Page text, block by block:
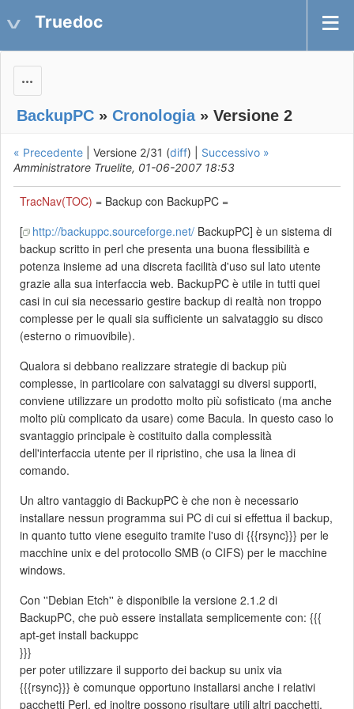
Truedoc
BackupPC » Cronologia» Versione 2
« Precedente | Versione 2/31 (diff) | Successivo »
Amministratore Truelite, 01-06-2007 18:53
TracNav(TOC) = Backup con BackupPC =
[
http://backuppc.sourceforge.net/ BackupPC] è un sistema di
backup scritto in perl che presenta una buona flessibilità e
potenza insieme ad una discreta facilità d'uso sul lato utente
grazie alla sua interfaccia web. BackupPC è utile in tutti quei
casi in cui sia necessario gestire backup di realtà non troppo
complesse per le quali sia sufficiente un salvataggio su disco
(esterno o rimuovibile).
Qualora si debbano realizzare strategie di backup più
complesse, in particolare con salvataggi su diversi supporti,
conviene utilizzare un prodotto molto più sofisticato (ma anche
molto più complicato da usare) come Bacula. In questo caso lo
svantaggio principale è costituito dalla complessità
dell'interfaccia utente per il ripristino, che usa la linea di
comando.
Un altro vantaggio di BackupPC è che non è necessario
installare nessun programma sui PC di cui si effettua il backup,
in quanto tutto viene eseguito tramite l'uso di {{{rsync}}} per le
macchine unix e del protocollo SMB (o CIFS) per le macchine
windows.
Con ''Debian Etch'' è disponibile la versione 2.1.2 di
BackupPC, che può essere installata semplicemente con: {{{
apt-get install backuppc
}}}
per poter utilizzare il supporto dei backup su unix via
{{{rsync}}} è comunque opportuno installarsi anche i relativi
pacchetti Perl, ed inoltre possono risultare utili altri pacchetti,